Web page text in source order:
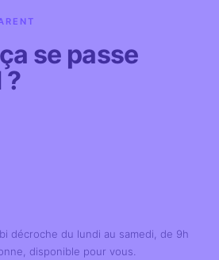
se passe
?
décroche du lundi au samedi, de 9h
disponible pour vous.